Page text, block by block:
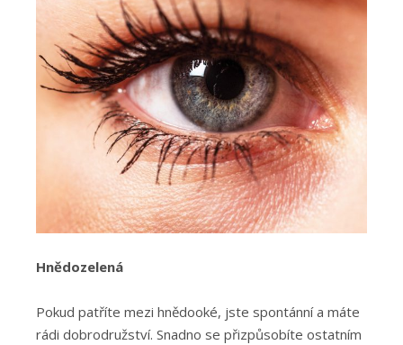
Hnědozelená
Pokud patříte mezi hnědooké, jste spontánní a máte
rádi dobrodružství. Snadno se přizpůsobíte ostatním